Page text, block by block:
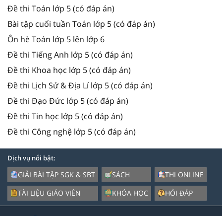
Đề thi Toán lớp 5 (có đáp án)
Bài tập cuối tuần Toán lớp 5 (có đáp án)
Ôn hè Toán lớp 5 lên lớp 6
Đề thi Tiếng Anh lớp 5 (có đáp án)
Đề thi Khoa học lớp 5 (có đáp án)
Đề thi Lịch Sử & Địa Lí lớp 5 (có đáp án)
Đề thi Đạo Đức lớp 5 (có đáp án)
Đề thi Tin học lớp 5 (có đáp án)
Đề thi Công nghệ lớp 5 (có đáp án)
Dịch vụ nổi bật:
GIẢI BÀI TẬP SGK & SBT
TÀI LIỆU GIÁO VIÊN
SÁCH
KHÓA HỌC
THI ONLINE
HỎI ĐÁP